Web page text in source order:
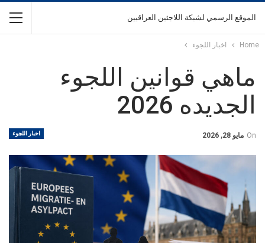
الموقع الرسمي لشبكة اللاجئين العراقيين
Home اخبار اللجوء
ماهي قوانين اللجوء
الجديده 2026
اخبار اللجوء On مايو 28, 2026